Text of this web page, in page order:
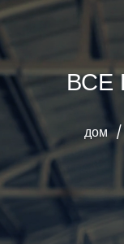
ВСЕ
дом /